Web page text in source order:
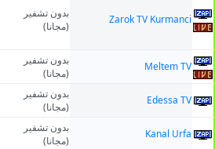
Zarok TV Kurmanci
بدون تشفير
(مجانا)
Meltem TV
بدون تشفير
(مجانا)
Edessa TV
بدون تشفير
(مجانا)
Kanal Urfa
بدون تشفير
(مجانا)